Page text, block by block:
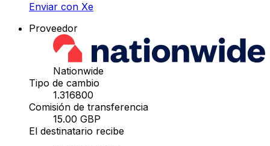
Enviar con Xe
Proveedor
Nationwide
Tipo de cambio
1.316800
Comisión de transferencia
15.00 GBP
El destinatario recibe